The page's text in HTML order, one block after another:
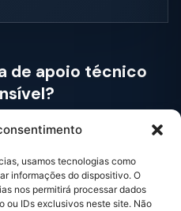
usamos tecnologias como
informações do dispositivo. O
nos permitirá processar dados
ou IDs exclusivos neste site. Não
de apoio técnico
compliance, governança ou
a Kassy →